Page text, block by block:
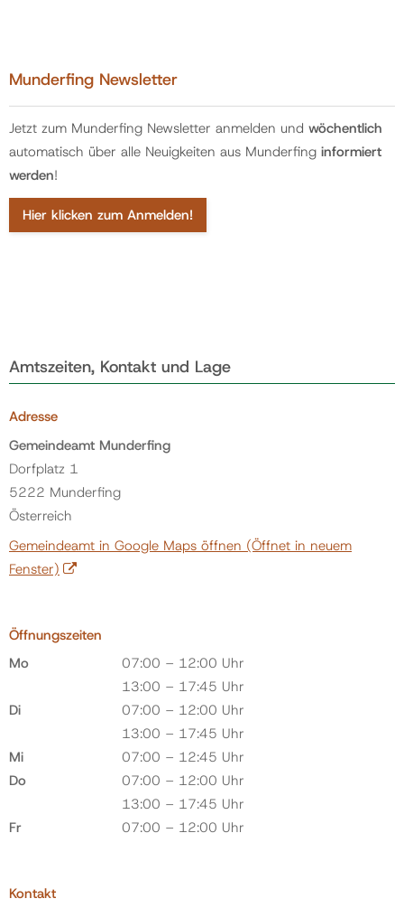
Munderfing Newsletter
Jetzt zum Munderfing Newsletter anmelden und wöchentlich
automatisch über alle Neuigkeiten aus Munderfing informiert
werden!
Hier klicken zum Anmelden!
Amtszeiten, Kontakt und Lage
Adresse
Gemeindeamt Munderfing
Dorfplatz 1
5222 Munderfing
Österreich
Gemeindeamt in Google Maps öffnen (Öffnet in neuem
Fenster)
Öffnungszeiten
Mo
07:00 – 12:00 Uhr
13:00 – 17:45 Uhr
Di
07:00 – 12:00 Uhr
13:00 – 17:45 Uhr
Mi
07:00 – 12:45 Uhr
Do
07:00 – 12:00 Uhr
13:00 – 17:45 Uhr
Fr
07:00 – 12:00 Uhr
Kontakt